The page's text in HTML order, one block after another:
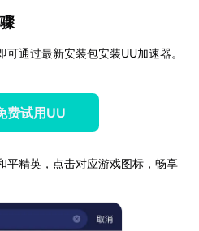
通过最新安装包安装UU加速器。
费试用UU
平精英，点击对应游戏图标，畅享